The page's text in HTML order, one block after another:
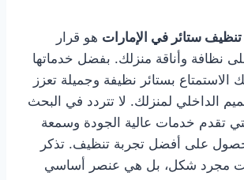
ستائر في الإمارات هو قرار
نظافة وأناقة منزلك. بفضل خدماتها
الاستمتاع بستائر نظيفة وجميلة تعزز
الداخلي لمنزلك. لا تتردد في البحث
تقدم خدمات عالية الجودة وسمعة
على أفضل تجربة تنظيف. تذكر
مجرد شكل، بل هي عنصر أساسي